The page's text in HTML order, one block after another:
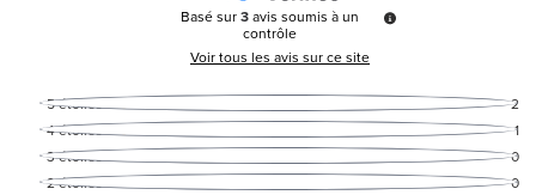
Basé sur3avis soumis à un
contrôle
Voir tous les avis sur ce site
5étoiles
2
4étoiles
1
3étoiles
0
2étoiles
0